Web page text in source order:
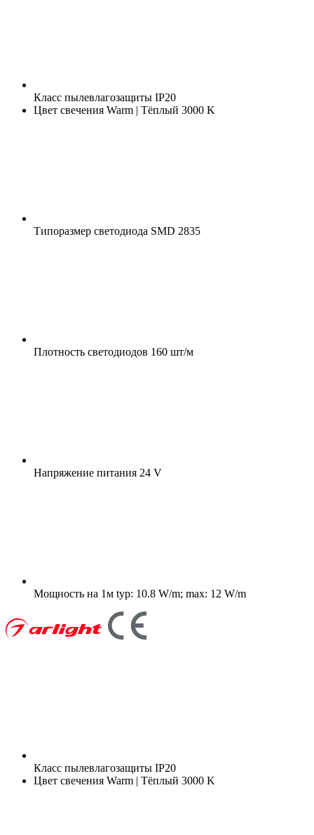
Класс пылевлагозащиты IP20
Цвет свечения Warm | Тёплый 3000 K
Типоразмер светодиода SMD 2835
Плотность светодиодов 160 шт/м
Напряжение питания 24 V
Мощность на 1м typ: 10.8 W/m; max: 12 W/m
Класс пылевлагозащиты IP20
Цвет свечения Warm | Тёплый 3000 K